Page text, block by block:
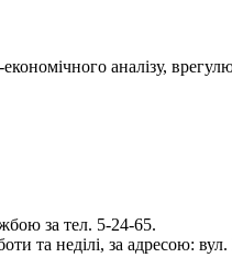
аналізу,
за тел. 5-24-65.
та неділі, за адресою: